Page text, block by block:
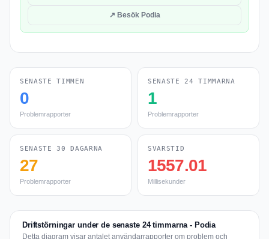
↗ Besök Podia
SENASTE TIMMEN
0
Problemrapporter
SENASTE 24 TIMMARNA
1
Problemrapporter
SENASTE 30 DAGARNA
27
Problemrapporter
SVARSTID
1557.01
Millisekunder
Driftstörningar under de senaste 24 timmarna - Podia
Detta diagram visar antalet användarrapporter om problem och